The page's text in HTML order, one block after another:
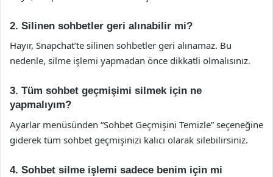
2. Silinen sohbetler geri alınabilir mi?
Hayır, Snapchat’te silinen sohbetler geri alınamaz. Bu
nedenle, silme işlemi yapmadan önce dikkatli olmalısınız.
3. Tüm sohbet geçmişimi silmek için ne
yapmalıyım?
Ayarlar menüsünden “Sohbet Geçmişini Temizle” seçeneğine
giderek tüm sohbet geçmişinizi kalıcı olarak silebilirsiniz.
4. Sohbet silme işlemi sadece benim için mi